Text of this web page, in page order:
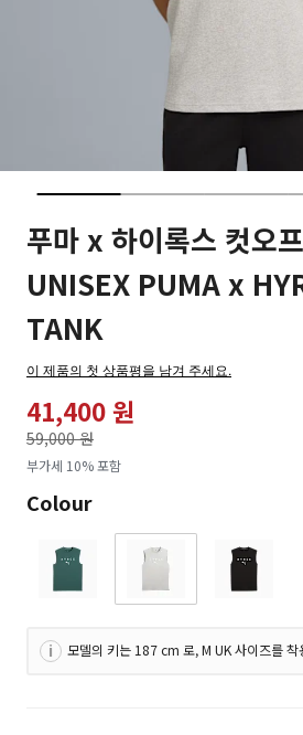
푸마 x 하이록스 컷오
UNISEX PUMA x
TANK
이 제품의 첫 상품평을 남겨 주세요.
41,400 원
59,000 원
로
부가세 10% 포함
Colour
모델의 키는 187 cm 로, M UK 사이즈를 착